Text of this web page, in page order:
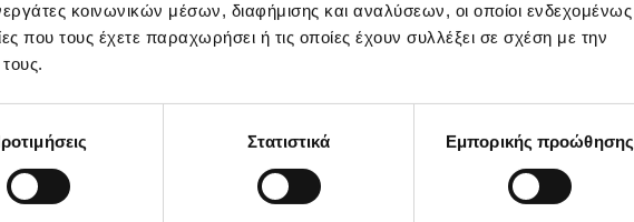
κοινωνικών μέσων, διαφήμισης και αναλύσεων, οι οποίοι ενδεχομένως
που τους έχετε παραχωρήσει ή τις οποίες έχουν συλλέξει σε σχέση με την
Στατιστικά Εμπορικής προώθησης